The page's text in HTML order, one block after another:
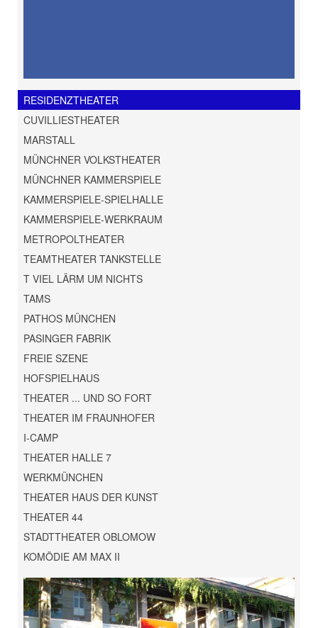
RESIDENZTHEATER
CUVILLIESTHEATER
MARSTALL
MÜNCHNER VOLKSTHEATER
MÜNCHNER KAMMERSPIELE
KAMMERSPIELE-SPIELHALLE
KAMMERSPIELE-WERKRAUM
METROPOLTHEATER
TEAMTHEATER TANKSTELLE
T VIEL LÄRM UM NICHTS
TAMS
PATHOS MÜNCHEN
PASINGER FABRIK
FREIE SZENE
HOFSPIELHAUS
THEATER ... UND SO FORT
THEATER IM FRAUNHOFER
I-CAMP
THEATER HALLE 7
WERKMÜNCHEN
THEATER HAUS DER KUNST
THEATER 44
STADTTHEATER OBLOMOW
KOMÖDIE AM MAX II